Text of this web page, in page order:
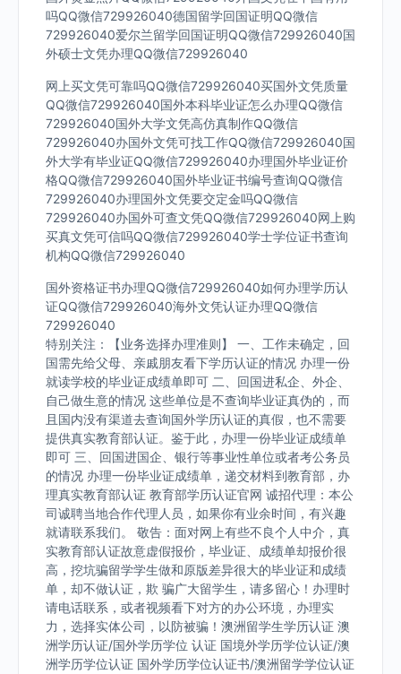
吗QQ微信729926040德国留学回国证明QQ微信
729926040爱尔兰留学回国证明QQ微信729926040国
外硕士文凭办理QQ微信729926040
网上买文凭可靠吗QQ微信729926040买国外文凭质量
QQ微信729926040国外本科毕业证怎么办理QQ微信
729926040国外大学文凭高仿真制作QQ微信
729926040办国外文凭可找工作QQ微信729926040国
外大学有毕业证QQ微信729926040办理国外毕业证价
格QQ微信729926040国外毕业证书编号查询QQ微信
729926040办理国外文凭要交定金吗QQ微信
729926040办国外可查文凭QQ微信729926040网上购
买真文凭可信吗QQ微信729926040学士学位证书查询
机构QQ微信729926040
国外资格证书办理QQ微信729926040如何办理学历认
证QQ微信729926040海外文凭认证办理QQ微信
729926040
特别关注：【业务选择办理准则】 一、工作未确定，回
国需先给父母、亲戚朋友看下学历认证的情况 办理一份
就读学校的毕业证成绩单即可 二、回国进私企、外企、
自己做生意的情况 这些单位是不查询毕业证真伪的，而
且国内没有渠道去查询国外学历认证的真假，也不需要
提供真实教育部认证。鉴于此，办理一份毕业证成绩单
即可 三、回国进国企、银行等事业性单位或者考公务员
的情况 办理一份毕业证成绩单，递交材料到教育部，办
理真实教育部认证 教育部学历认证官网 诚招代理：本公
司诚聘当地合作代理人员，如果你有业余时间，有兴趣
就请联系我们。 敬告：面对网上有些不良个人中介，真
实教育部认证故意虚假报价，毕业证、成绩单却报价很
高，挖坑骗留学学生做和原版差异很大的毕业证和成绩
单，却不做认证，欺 骗广大留学生，请多留心！办理时
请电话联系，或者视频看下对方的办公环境，办理实
力，选择实体公司，以防被骗！澳洲留学生学历认证 澳
洲学历认证/国外学历学位 认证 国境外学历学位认证/澳
洲学历学位认证 国外学历学位认证书/澳洲留学学位认证